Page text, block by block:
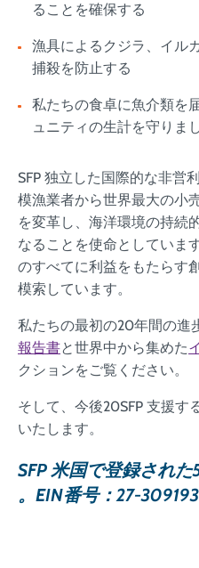
ることを確保する
漁具によるクジラ、イル
捕殺を防止する
私たちの食卓に魚介類を
ュニティの生計を守りま
SFP 独立した国際的な非営
模漁業者から世界最大の小
を変革し、海洋環境の持続
なることを使命としていま
のすべてに利益をもたらす
模索しています。
私たちの最初の20年間の進
報告書と世界中から集めた
クションをご覧ください。
そして、今後20SFP 支援す
いたします。
SFP 米国で登録され
。EIN番号：27-